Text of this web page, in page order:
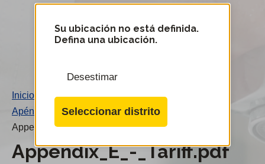
Menú
servicio
de
Cal
Water
Su ubicación no está definida.
Defina una ubicación.
Desestimar
Seleccionar distrito
Inicio
Apéndice E - Tarifas /
Appendix_E_-_Tariff.pdf
Appendix_E_-_Tariff.pdf